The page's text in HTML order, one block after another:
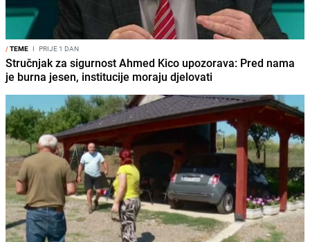
/TEME I PRIJE 1 DAN
Stručnjak za sigurnost Ahmed Kico upozorava: Pred nama
je burna jesen, institucije moraju djelovati